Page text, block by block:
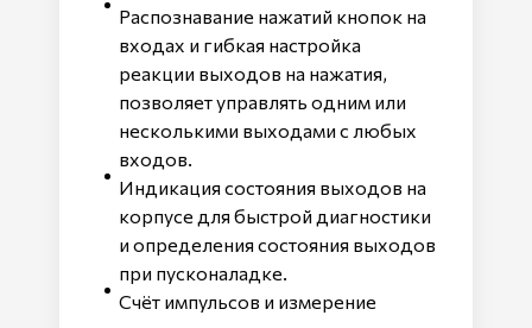
Распознавание нажатий кнопок на
входах и гибкая настройка
реакции выходов на нажатия,
позволяет управлять одним или
несколькими выходами с любых
входов.
Индикация состояния выходов на
корпусе для быстрой диагностики
и определения состояния выходов
при пусконаладке.
Счёт импульсов и измерение